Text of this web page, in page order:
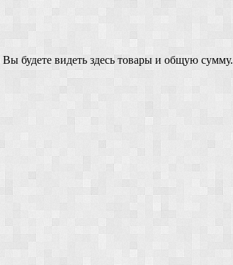
будете видеть здесь товары и общую сумму.